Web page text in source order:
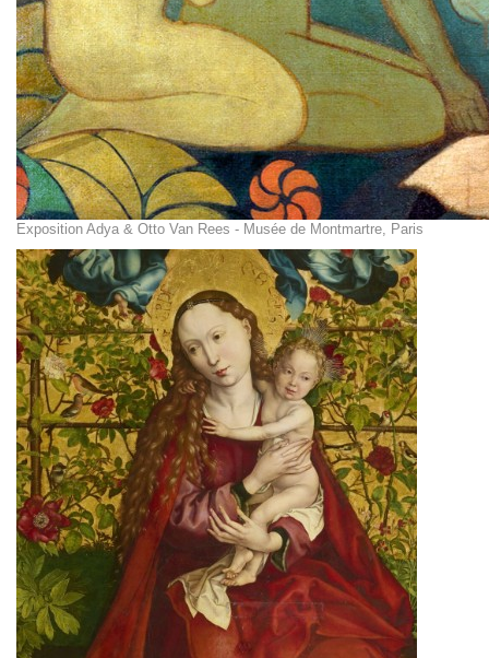
Exposition Adya & Otto Van Rees - Musée de Montmartre, Paris